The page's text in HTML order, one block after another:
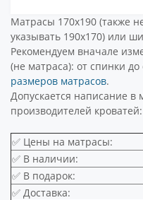
Матрасы 170х190 (также
указывать 190х170) или
Рекомендуем вначале
(не матраса): от спинки
размеров матрасов.
Допускается написание в
производителей
✅ Цены на матрасы:
✅ В наличии:
✅ В подарок:
✅ Доставка: